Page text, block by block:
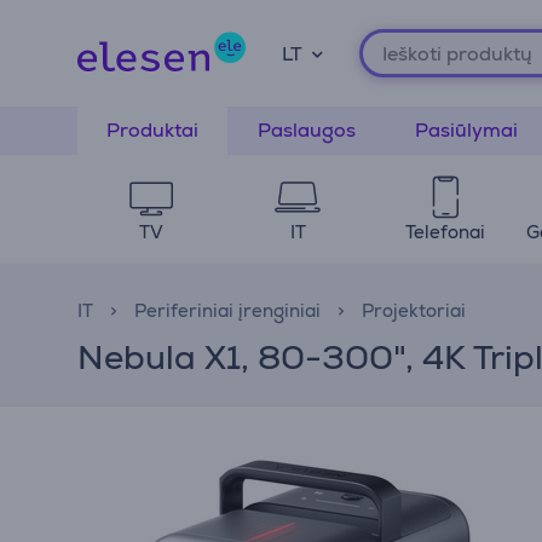
LT
Produktai Paslaugos Pasiūlymai
TV IT Telefonai
IT Periferiniai įrenginiai Projektoriai
Nebula X1, 80-300", 4K